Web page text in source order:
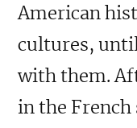
American
cultures,
with them.
in the